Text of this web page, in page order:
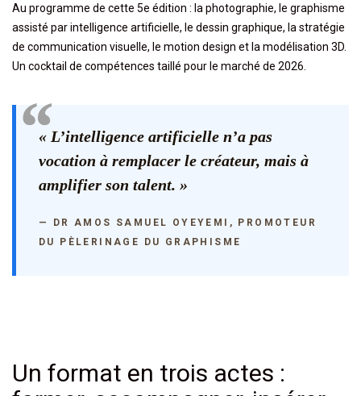
Au programme de cette 5e édition : la photographie, le graphisme
assisté par intelligence artificielle, le dessin graphique, la stratégie
de communication visuelle, le motion design et la modélisation 3D.
Un cocktail de compétences taillé pour le marché de 2026.
« L’intelligence artificielle n’a pas
vocation à remplacer le créateur, mais à
amplifier son talent. »
— DR AMOS SAMUEL OYEYEMI, PROMOTEUR
DU PÈLERINAGE DU GRAPHISME
Un format en trois actes :